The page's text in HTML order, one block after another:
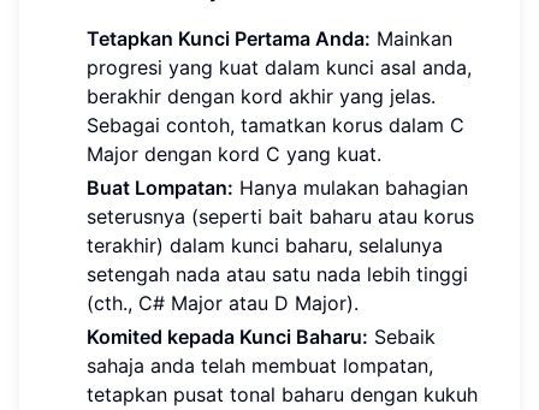
Tetapkan Kunci Pertama Anda: Mainkan
progresi yang kuat dalam kunci asal anda,
berakhir dengan kord akhir yang jelas.
Sebagai contoh, tamatkan korus dalam C
Major dengan kord C yang kuat.
Buat Lompatan: Hanya mulakan bahagian
seterusnya (seperti bait baharu atau korus
terakhir) dalam kunci baharu, selalunya
setengah nada atau satu nada lebih tinggi
(cth., C# Major atau D Major).
Komited kepada Kunci Baharu: Sebaik
sahaja anda telah membuat lompatan,
tetapkan pusat tonal baharu dengan kukuh